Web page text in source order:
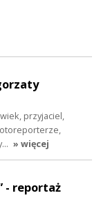
przyjaciel,
» więcej
- reportaż